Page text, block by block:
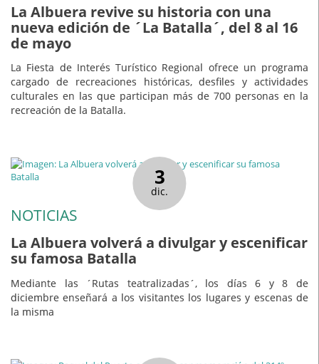
La Albuera revive su historia con una
nueva edición de ´La Batalla´, del 8 al 16
de mayo
La Fiesta de Interés Turístico Regional ofrece un programa
cargado de recreaciones históricas, desfiles y actividades
culturales en las que participan más de 700 personas en la
recreación de la Batalla.
3
dic.
NOTICIAS
La Albuera volverá a divulgar y escenificar
su famosa Batalla
Mediante las ´Rutas teatralizadas´, los días 6 y 8 de
diciembre enseñará a los visitantes los lugares y escenas de
la misma